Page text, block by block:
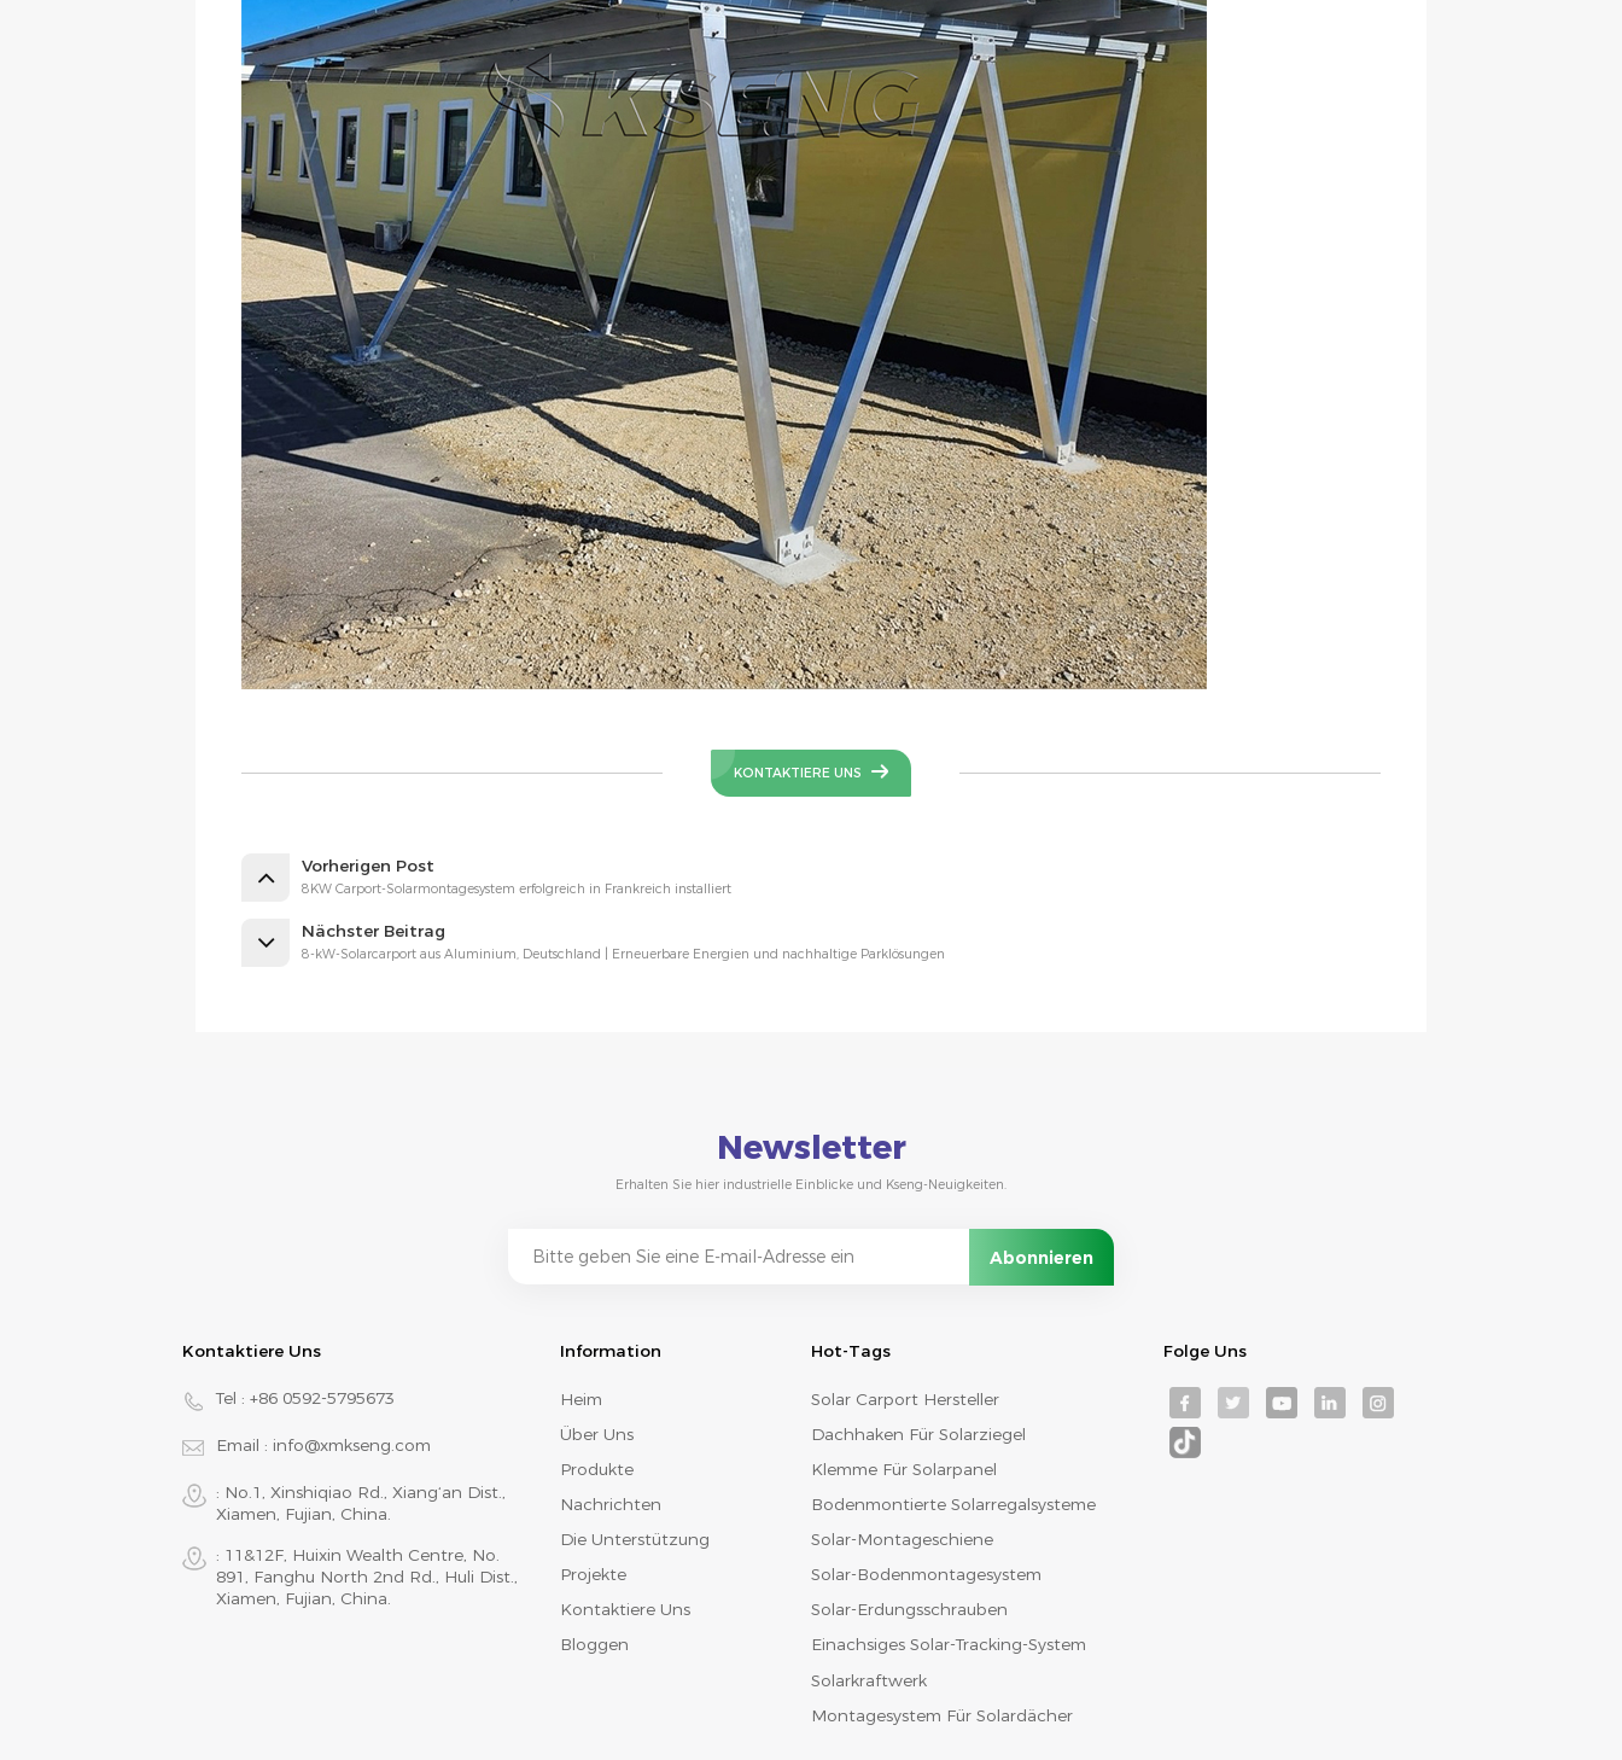
KONTAKTIERE UNS
Vorherigen Post
8KW Carport-Solarmontagesystem erfolgreich in Frankreich installiert
Nächster Beitrag
8-kW-Solarcarport aus Aluminium, Deutschland | Erneuerbare Energien und nachhaltige Parklösungen
Newsletter
Erhalten Sie hier industrielle Einblicke und Kseng-Neuigkeiten.
Kontaktiere Uns
Tel : +86 0592-5795673
Email : info@xmkseng.com
: No.1, Xinshiqiao Rd., Xiang‘an Dist.,
Xiamen, Fujian, China.
: 11&12F, Huixin Wealth Centre, No.
891, Fanghu North 2nd Rd., Huli Dist.,
Xiamen, Fujian, China.
Information
Heim
Über Uns
Produkte
Nachrichten
Die Unterstützung
Projekte
Kontaktiere Uns
Bloggen
Hot-Tags
Solar Carport Hersteller
Dachhaken Für Solarziegel
Klemme Für Solarpanel
Bodenmontierte Solarregalsysteme
Solar-Montageschiene
Solar-Bodenmontagesystem
Solar-Erdungsschrauben
Einachsiges Solar-Tracking-System
Solarkraftwerk
Montagesystem Für Solardächer
Folge Uns